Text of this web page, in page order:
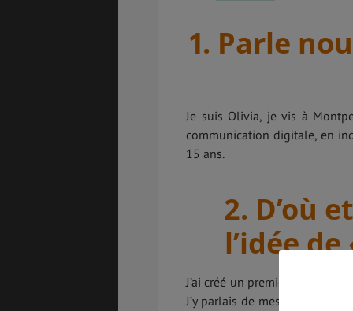
1. Parle
Je suis Olivia, je vis à
communication digitale, en
15 ans.
2. D’où
l’idée de
J’ai créé un premier blog en
J’y parlais de mes déboires